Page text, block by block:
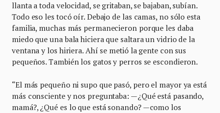
llanta a toda velocidad, se gritaban, se bajaban, subían.
Todo eso les tocó oír. Debajo de las camas, no sólo esta
familia, muchas más permanecieron porque les daba
miedo que una bala hiciera que saltara un vidrio de la
ventana y los hiriera. Ahí se metió la gente con sus
pequeños. También los gatos y perros se escondieron.
“El más pequeño ni supo que pasó, pero el mayor ya está
más consciente y nos preguntaba: —¿Qué está pasando,
mamá?, ¿Qué es lo que está sonando? —como los